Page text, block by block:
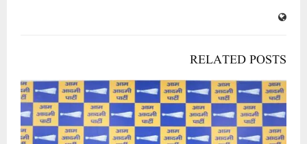
RELATED POSTS